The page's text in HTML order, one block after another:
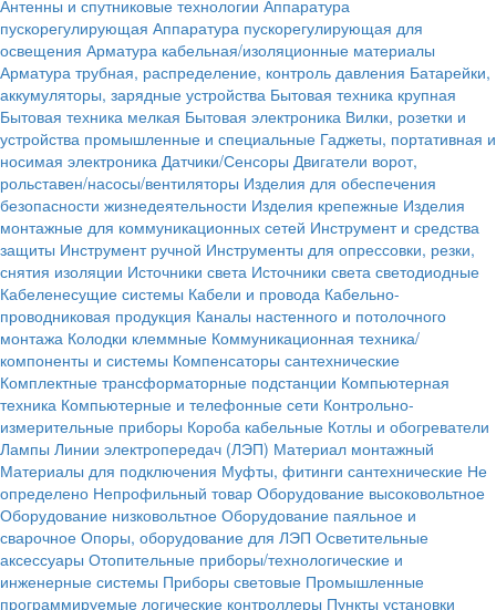
Антенны и спутниковые технологии Аппаратура
пускорегулирующая Аппаратура пускорегулирующая для
освещения Арматура кабельная/изоляционные материалы
Арматура трубная, распределение, контроль давления Батарейки,
аккумуляторы, зарядные устройства Бытовая техника крупная
Бытовая техника мелкая Бытовая электроника Вилки, розетки и
устройства промышленные и специальные Гаджеты, портативная и
носимая электроника Датчики/Сенсоры Двигатели ворот,
рольставен/насосы/вентиляторы Изделия для обеспечения
безопасности жизнедеятельности Изделия крепежные Изделия
монтажные для коммуникационных сетей Инструмент и средства
защиты Инструмент ручной Инструменты для опрессовки, резки,
снятия изоляции Источники света Источники света светодиодные
Кабеленесущие системы Кабели и провода Кабельно-
проводниковая продукция Каналы настенного и потолочного
монтажа Колодки клеммные Коммуникационная техника/
компоненты и системы Компенсаторы сантехнические
Комплектные трансформаторные подстанции Компьютерная
техника Компьютерные и телефонные сети Контрольно-
измерительные приборы Короба кабельные Котлы и обогреватели
Лампы Линии электропередач (ЛЭП) Материал монтажный
Материалы для подключения Муфты, фитинги сантехнические Не
определено Непрофильный товар Оборудование высоковольтное
Оборудование низковольтное Оборудование паяльное и
сварочное Опоры, оборудование для ЛЭП Осветительные
аксессуары Отопительные приборы/технологические и
инженерные системы Приборы световые Промышленные
программируемые логические контроллеры Пункты установки